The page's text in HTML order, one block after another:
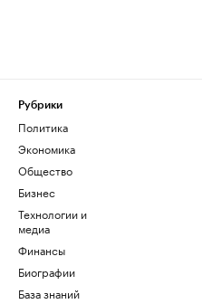
Рубрики
Политика
Экономика
Общество
Бизнес
Технологии и
медиа
Финансы
Биографии
База знаний